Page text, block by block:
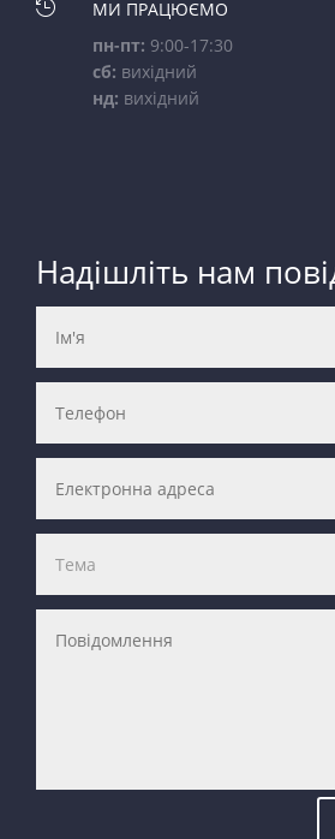

МИ ПРАЦЮЄМО
пн-пт: 9:00-17:30
сб: вихідний
нд: вихідний
Надішліть нам